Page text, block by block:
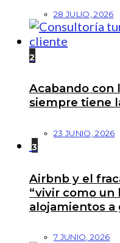
28 JULIO, 2026
2
Acabando con
siempre tiene
23 JUNIO, 2026
3
Airbnb y el
“vivir como un
alojamientos a
7 JUNIO, 2026